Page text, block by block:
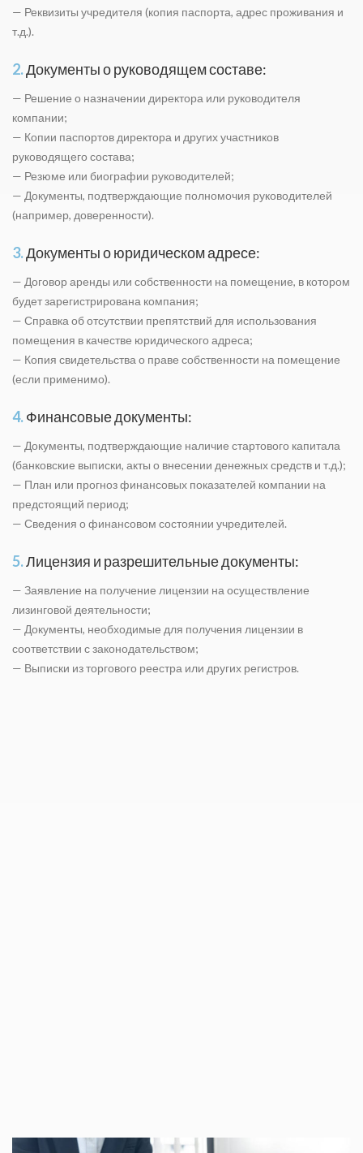
— Реквизиты учредителя (копия паспорта, адрес проживания и
т.д.).
2.Документы о руководящем составе:
— Решение о назначении директора или руководителя
компании;
— Копии паспортов директора и других участников
руководящего состава;
— Резюме или биографии руководителей;
— Документы, подтверждающие полномочия руководителей
(например, доверенности).
3.Документы о юридическом адресе:
— Договор аренды или собственности на помещение, в котором
будет зарегистрирована компания;
— Справка об отсутствии препятствий для использования
помещения в качестве юридического адреса;
— Копия свидетельства о праве собственности на помещение
(если применимо).
4.Финансовые документы:
— Документы, подтверждающие наличие стартового капитала
(банковские выписки, акты о внесении денежных средств и т.д.);
— План или прогноз финансовых показателей компании на
предстоящий период;
— Сведения о финансовом состоянии учредителей.
5.Лицензия и разрешительные документы:
— Заявление на получение лицензии на осуществление
лизинговой деятельности;
— Документы, необходимые для получения лицензии в
соответствии с законодательством;
— Выписки из торгового реестра или других регистров.